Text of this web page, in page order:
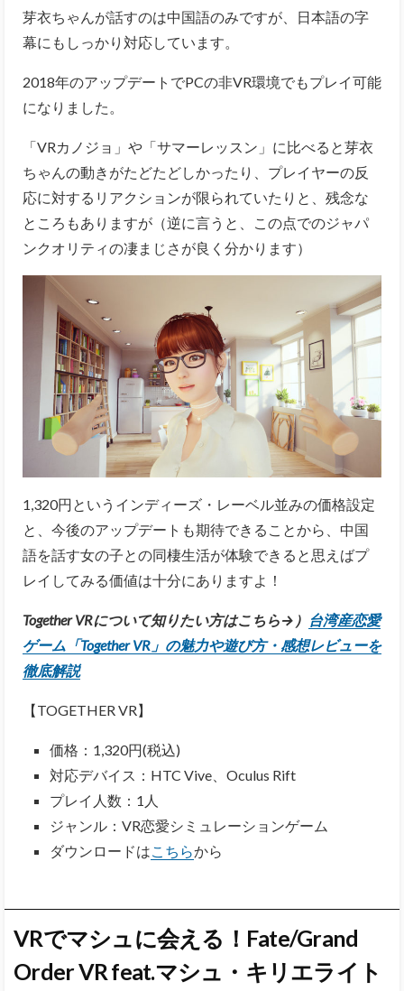
芽衣ちゃんが話すのは中国語のみですが、日本語の字
幕にもしっかり対応しています。
2018年のアップデートでPCの非VR環境でもプレイ可能
になりました。
「VRカノジョ」や「サマーレッスン」に比べると芽衣
ちゃんの動きがたどたどしかったり、プレイヤーの反
応に対するリアクションが限られていたりと、残念な
ところもありますが（逆に言うと、この点でのジャパ
ンクオリティの凄まじさが良く分かります）
1,320円というインディーズ・レーベル並みの価格設定
と、今後のアップデートも期待できることから、中国
語を話す女の子との同棲生活が体験できると思えばプ
レイしてみる価値は十分にありますよ！
Together VRについて知りたい方はこちら→） 台湾産恋愛
ゲーム「Together VR」の魅力や遊び方・感想レビューを
徹底解説
【TOGETHER VR】
価格：1,320円(税込)
対応デバイス：HTC Vive、Oculus Rift
プレイ人数：1人
ジャンル：VR恋愛シミュレーションゲーム
ダウンロードはこちらから
VRでマシュに会える！Fate/Grand
Order VR feat.マシュ・キリエライト